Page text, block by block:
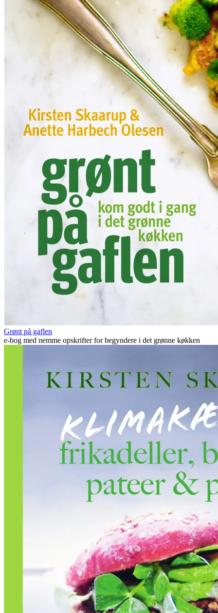
Grønt på gaflen
e-bog med nemme opskrifter for begyndere i det grønne køkken